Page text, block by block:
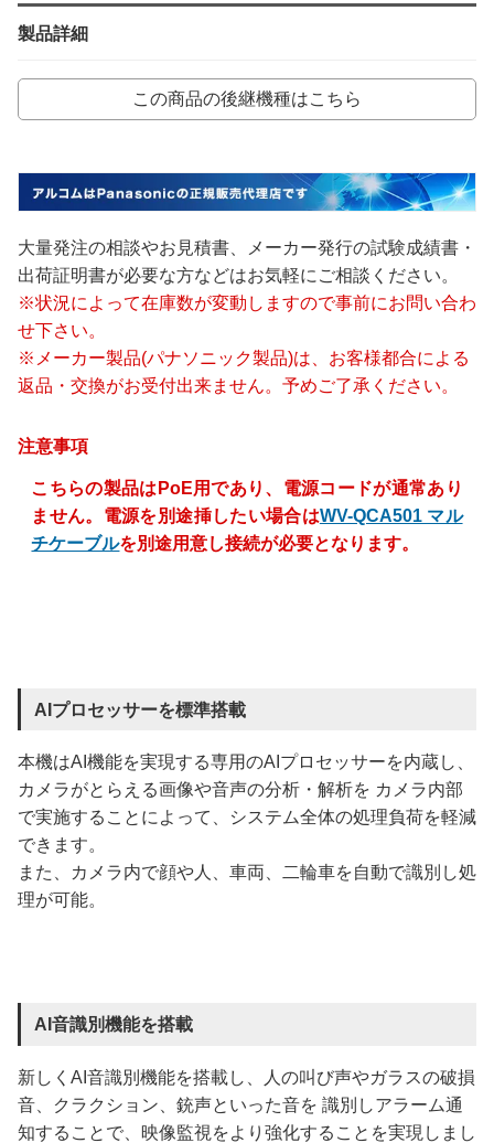
製品詳細
この商品の後継機種はこちら
大量発注の相談やお見積書、メーカー発行の試験成績書・
出荷証明書が必要な方などはお気軽にご相談ください。
※状況によって在庫数が変動しますので事前にお問い合わ
せ下さい。
※メーカー製品(パナソニック製品)は、お客様都合による
返品・交換がお受付出来ません。予めご了承ください。
注意事項
こちらの製品はPoE用であり、電源コードが通常あり
ません。電源を別途挿したい場合はWV-QCA501 マル
チケーブルを別途用意し接続が必要となります。
AIプロセッサーを標準搭載
本機はAI機能を実現する専用のAIプロセッサーを内蔵し、
カメラがとらえる画像や音声の分析・解析を カメラ内部
で実施することによって、システム全体の処理負荷を軽減
できます。
また、カメラ内で顔や人、車両、二輪車を自動で識別し処
理が可能。
AI音識別機能を搭載
新しくAI音識別機能を搭載し、人の叫び声やガラスの破損
音、クラクション、銃声といった音を 識別しアラーム通
知することで、映像監視をより強化することを実現しまし